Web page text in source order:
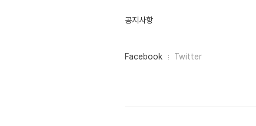
공지사항
페
Facebook Twitter